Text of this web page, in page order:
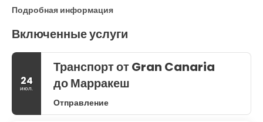
Подробная информация
Включенные услуги
24
июл.
Транспорт от Gran Canaria
до Марракеш
Отправление